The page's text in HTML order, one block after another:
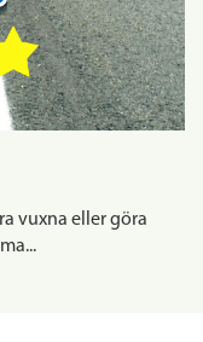
vuxna eller göra